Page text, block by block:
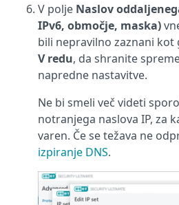
V polje Naslov
IPv6, območje, maska)
bili nepravilno zaznani
V redu, da shranite
napredne nastavitve.
Ne bi smeli več videti
notranjega naslova IP, za
varen. Če se težava ne
izpiranje DNS.